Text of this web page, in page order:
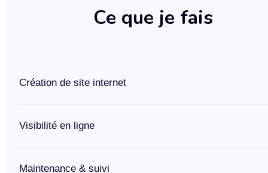
Ce que je fais
Création de site internet
Un site professionnel, rapide et pensé pour convertir vos
visiteurs en clients. Design sur mesure, optimisé pour
Visibilité en ligne
Être sur Google ne suffit pas — il faut y être visible.
Maintenance & suivi